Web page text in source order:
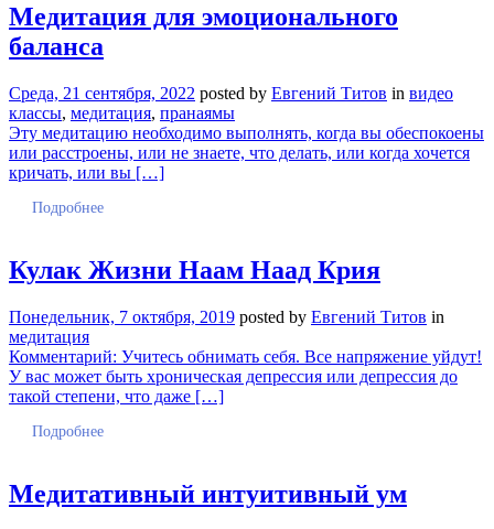
Медитация для эмоционального
баланса
Среда, 21 сентября, 2022 posted by Евгений Титов in видео
классы, медитация, пранаямы
Эту медитацию необходимо выполнять, когда вы обеспокоены
или расстроены, или не знаете, что делать, или когда хочется
кричать, или вы […]
Подробнее
Кулак Жизни Наам Наад Крия
Понедельник, 7 октября, 2019 posted by Евгений Титов in
медитация
Комментарий: Учитесь обнимать себя. Все напряжение уйдут!
У вас может быть хроническая депрессия или депрессия до
такой степени, что даже […]
Подробнее
Медитативный интуитивный ум